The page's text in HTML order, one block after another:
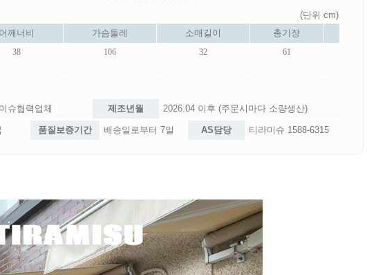
(단위 cm)
어깨너비 가슴둘레 소매길이
총기장
38 106 32 61
슈협력업체 제조년월 2026.04 이후 (주문시마다 소량생산)
품질보증기간 배송일로부터 7일 AS담당 티라미슈 1588-6315